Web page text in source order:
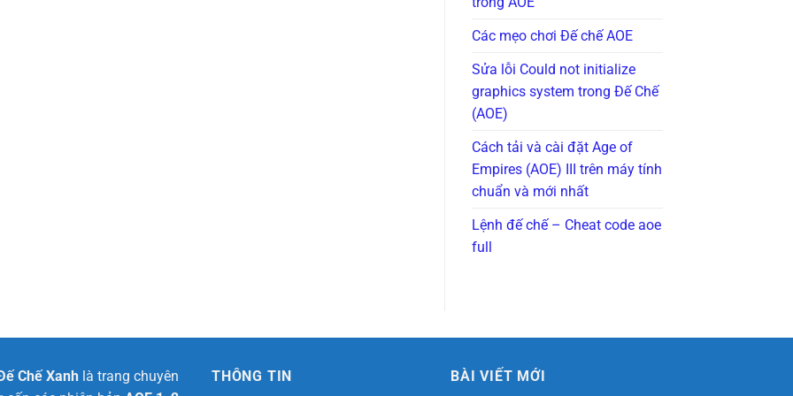
Các mẹo chơi Đế chế AOE
Sửa lỗi Could not initialize
graphics system trong Đế Chế
(AOE)
Cách tải và cài đặt Age of
Empires (AOE) III trên máy tính
chuẩn và mới nhất
Lệnh đế chế – Cheat code aoe
full
Chế Xanh là trang chuyên
THÔNG TIN BÀI VIẾT MỚI